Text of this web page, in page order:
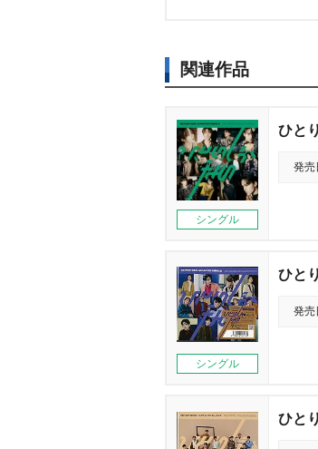
関連作品
シングル
ひと
発売
シングル
ひと
発売
ひと